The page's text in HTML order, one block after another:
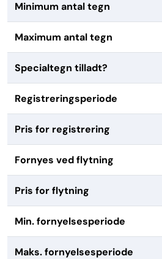
Minimum antal tegn
Maximum antal tegn
Specialtegn tilladt?
Registreringsperiode
Pris for registrering
Fornyes ved flytning
Pris for flytning
Min. fornyelsesperiode
Maks. fornyelsesperiode